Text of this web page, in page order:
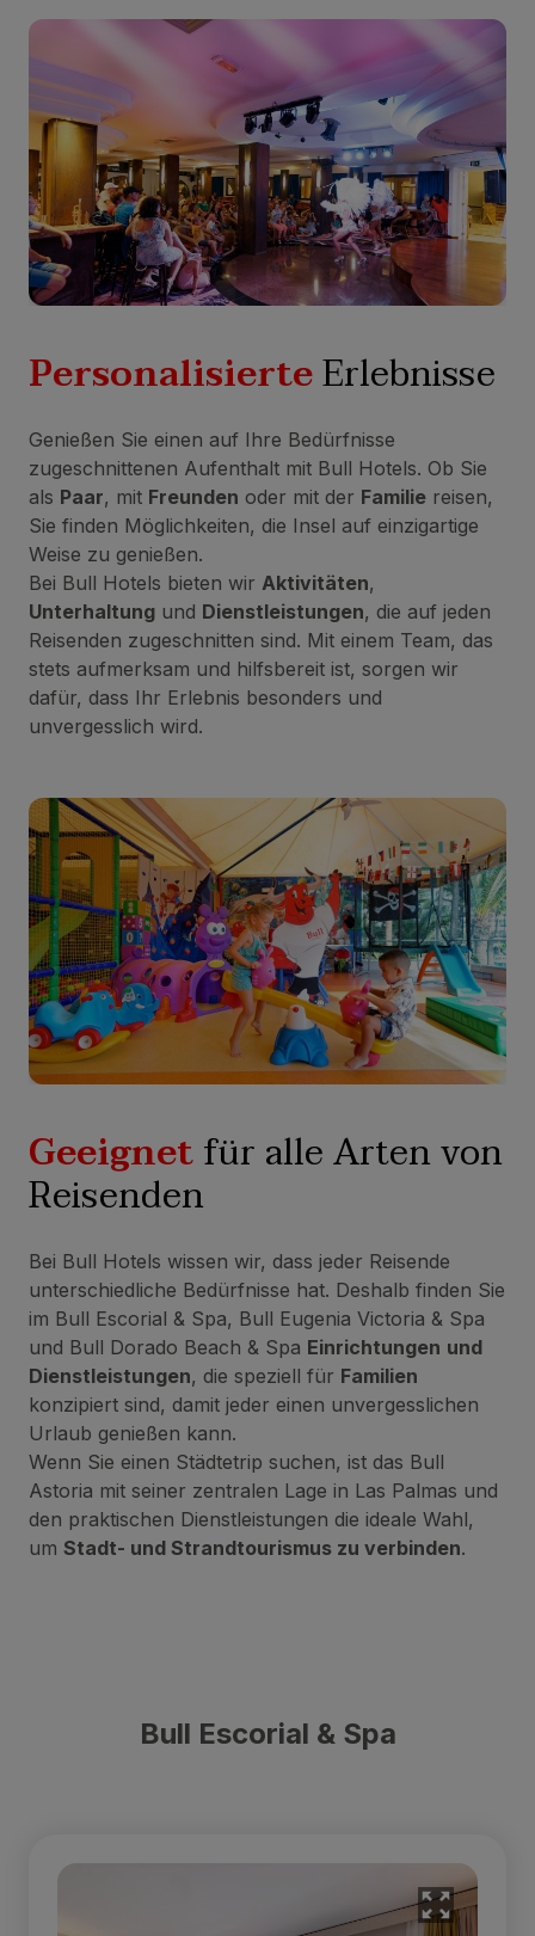
PersonalisierteErlebnisse
Genießen Sie einen auf Ihre Bedürfnisse
zugeschnittenen Aufenthalt mit Bull Hotels. Ob Sie
als Paar, mit Freunden oder mit der Familie reisen,
Sie finden Möglichkeiten, die Insel auf einzigartige
Weise zu genießen.
Bei Bull Hotels bieten wir Aktivitäten,
Unterhaltung und Dienstleistungen, die auf jeden
Reisenden zugeschnitten sind. Mit einem Team, das
stets aufmerksam und hilfsbereit ist, sorgen wir
dafür, dass Ihr Erlebnis besonders und
unvergesslich wird.
Geeignetfür alle Arten von
Reisenden
Bei Bull Hotels wissen wir, dass jeder Reisende
unterschiedliche Bedürfnisse hat. Deshalb finden Sie
im Bull Escorial & Spa, Bull Eugenia Victoria & Spa
und Bull Dorado Beach & Spa Einrichtungen und
Dienstleistungen, die speziell für Familien
konzipiert sind, damit jeder einen unvergesslichen
Urlaub genießen kann.
Wenn Sie einen Städtetrip suchen, ist das Bull
Astoria mit seiner zentralen Lage in Las Palmas und
den praktischen Dienstleistungen die ideale Wahl,
um Stadt- und Strandtourismus zu verbinden.
Bull Escorial & Spa